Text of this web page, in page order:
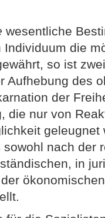
wesentliche
die
so ist
Aufhebung des
der
die nur von
geleugnet
nach der
in